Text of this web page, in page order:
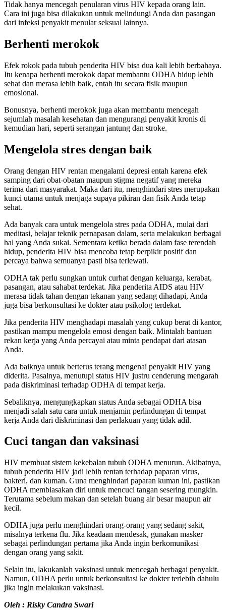
Tidak hanya mencegah penularan virus HIV kepada orang lain.
Cara ini juga bisa dilakukan untuk melindungi Anda dan pasangan
dari infeksi penyakit menular seksual lainnya.
Berhenti merokok
Efek rokok pada tubuh penderita HIV bisa dua kali lebih berbahaya.
Itu kenapa berhenti merokok dapat membantu ODHA hidup lebih
sehat dan merasa lebih baik, entah itu secara fisik maupun
emosional.
Bonusnya, berhenti merokok juga akan membantu mencegah
sejumlah masalah kesehatan dan mengurangi penyakit kronis di
kemudian hari, seperti serangan jantung dan stroke.
Mengelola stres dengan baik
Orang dengan HIV rentan mengalami depresi entah karena efek
samping dari obat-obatan maupun stigma negatif yang mereka
terima dari masyarakat. Maka dari itu, menghindari stres merupakan
kunci utama untuk menjaga supaya pikiran dan fisik Anda tetap
sehat.
Ada banyak cara untuk mengelola stres pada ODHA, mulai dari
meditasi, belajar teknik pernapasan dalam, serta melakukan berbagai
hal yang Anda sukai. Sementara ketika berada dalam fase terendah
hidup, penderita HIV bisa mencoba tetap berpikir positif dan
percaya bahwa semuanya pasti bisa terlewati.
ODHA tak perlu sungkan untuk curhat dengan keluarga, kerabat,
pasangan, atau sahabat terdekat. Jika penderita AIDS atau HIV
merasa tidak tahan dengan tekanan yang sedang dihadapi, Anda
juga bisa berkonsultasi ke dokter atau psikolog terdekat.
Jika penderita HIV menghadapi masalah yang cukup berat di kantor,
pastikan mampu mengelola emosi dengan baik. Mintalah bantuan
rekan kerja yang Anda percayai atau minta pendapat dari atasan
Anda.
Ada baiknya untuk berterus terang mengenai penyakit HIV yang
diderita. Pasalnya, menutupi status HIV justru cenderung mengarah
pada diskriminasi terhadap ODHA di tempat kerja.
Sebaliknya, mengungkapkan status Anda sebagai ODHA bisa
menjadi salah satu cara untuk menjamin perlindungan di tempat
kerja Anda dari diskriminasi dan perlakuan yang tidak adil.
Cuci tangan dan vaksinasi
HIV membuat sistem kekebalan tubuh ODHA menurun. Akibatnya,
tubuh penderita HIV jadi lebih rentan terhadap paparan virus,
bakteri, dan kuman. Guna menghindari paparan kuman ini, pastikan
ODHA membiasakan diri untuk mencuci tangan sesering mungkin.
Terutama sebelum makan dan setelah buang air besar maupun air
kecil.
ODHA juga perlu menghindari orang-orang yang sedang sakit,
misalnya terkena flu. Jika keadaan mendesak, gunakan masker
sebagai perlindungan pertama jika Anda ingin berkomunikasi
dengan orang yang sakit.
Selain itu, lakukanlah vaksinasi untuk mencegah berbagai penyakit.
Namun, ODHA perlu untuk berkonsultasi ke dokter terlebih dahulu
jika ingin melakukan vaksinasi.
Oleh : Risky Candra Swari